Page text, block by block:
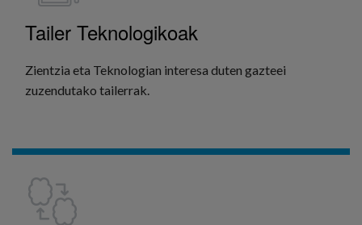
Tailer Teknologikoak
Zientzia eta Teknologian interesa duten gazteei
zuzendutako tailerrak.